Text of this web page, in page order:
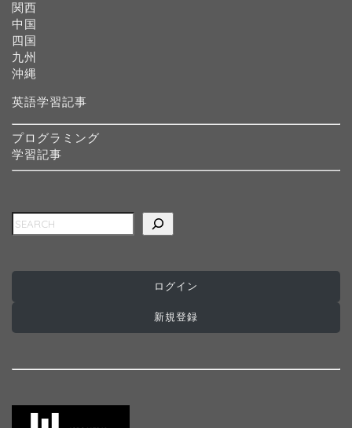
関西
中国
四国
九州
沖縄
英語学習記事
プログラミング
学習記事
検索
ログイン
新規登録
ール